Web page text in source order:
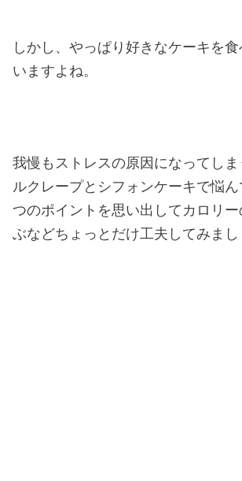
しかし、やっぱり好きなケーキを
いますよね。
我慢もストレスの原因になってしま
ルクレープとシフォンケーキで悩
つのポイントを思い出してカロリ
ぶなどちょっとだけ工夫してみまし